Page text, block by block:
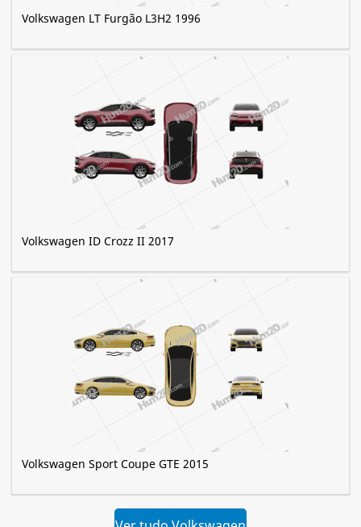
Volkswagen LT Furgão L3H2 1996
Volkswagen ID Crozz II 2017
Volkswagen Sport Coupe GTE 2015